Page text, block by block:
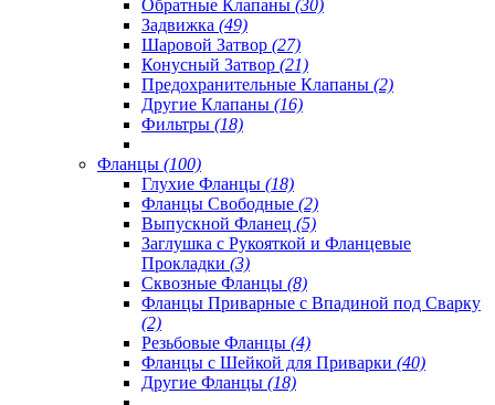
Обратные Клапаны (30)
Задвижка (49)
Шаровой Затвор (27)
Конусный Затвор (21)
Предохранительные Клапаны (2)
Другие Клапаны (16)
Фильтры (18)
Фланцы (100)
Глухие Фланцы (18)
Фланцы Свободные (2)
Выпускной Фланец (5)
Заглушка с Рукояткой и Фланцевые
Прокладки (3)
Сквозные Фланцы (8)
Фланцы Приварные с Впадиной под Сварку
(2)
Резьбовые Фланцы (4)
Фланцы с Шейкой для Приварки (40)
Другие Фланцы (18)